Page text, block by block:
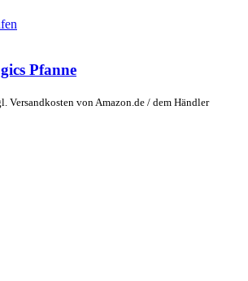
Pfanne
Versandkosten von Amazon.de / dem Händler